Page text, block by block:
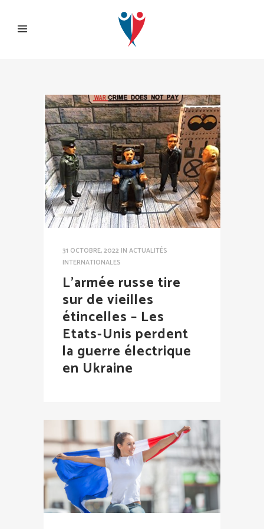
31 OCTOBRE, 2022 IN ACTUALITÉS
INTERNATIONALES
L’armée russe tire
sur de vieilles
étincelles – Les
Etats-Unis perdent
la guerre électrique
en Ukraine